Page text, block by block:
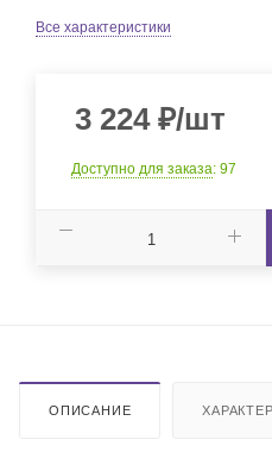
Все характеристики
3 224₽/шт
Доступно для заказа: 97
ОПИСАНИЕ